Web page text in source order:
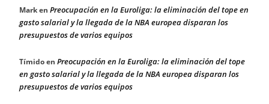
Marken Preocupación en la Euroliga: la eliminación del tope en
gasto salarial y la llegada de la NBA europea disparan los
presupuestos de varios equipos
Tímidoen Preocupación en la Euroliga: la eliminación del tope
en gasto salarial y la llegada de la NBA europea disparan los
presupuestos de varios equipos